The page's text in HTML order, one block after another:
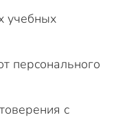
учебных
персонального
с